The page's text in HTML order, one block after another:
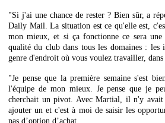
"Si j'ai une chance de rester ? Bien sûr, a
Daily Mail. La situation est ce qu'elle est,
mon mieux, et si ça fonctionne ce sera
qualité du club dans tous les domaines :
genre d'endroit où vous voulez travailler, dans
"Je pense que la première semaine s'est
l'équipe de mon mieux. Je pense que je
cherchait un pivot. Avec Martial, il n'y
ajouter un et c'est à moi de saisir les
pas d’option d’achat.